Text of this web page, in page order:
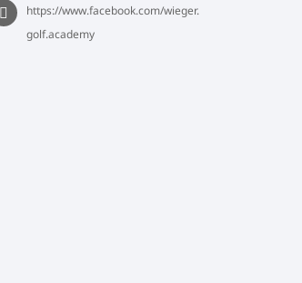
https://www.facebook.com/wieger.
golf.academy